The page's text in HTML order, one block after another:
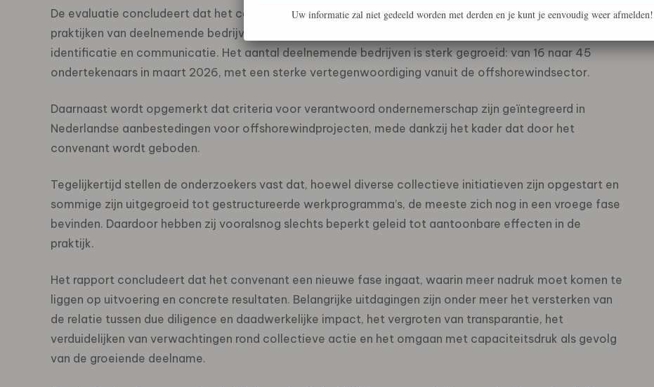
De evaluatie concludeert dat het convenant heeft bijgedragen aan verbeteringen in de due diligence-
praktijken van deelnemende bedrijven, met name op het gebied van beleidsontwikkeling, risico-
identificatie en communicatie. Het aantal deelnemende bedrijven is sterk gegroeid: van 16 naar 45
ondertekenaars in maart 2026, met een sterke vertegenwoordiging vanuit de offshorewindsector.
Daarnaast wordt opgemerkt dat criteria voor verantwoord ondernemerschap zijn geïntegreerd in
Nederlandse aanbestedingen voor offshorewindprojecten, mede dankzij het kader dat door het
convenant wordt geboden.
Tegelijkertijd stellen de onderzoekers vast dat, hoewel diverse collectieve initiatieven zijn opgestart en
sommige zijn uitgegroeid tot gestructureerde werkprogramma’s, de meeste zich nog in een vroege fase
bevinden. Daardoor hebben zij vooralsnog slechts beperkt geleid tot aantoonbare effecten in de
praktijk.
Het rapport concludeert dat het convenant een nieuwe fase ingaat, waarin meer nadruk moet komen te
liggen op uitvoering en concrete resultaten. Belangrijke uitdagingen zijn onder meer het versterken van
de relatie tussen due diligence en daadwerkelijke impact, het vergroten van transparantie, het
verduidelijken van verwachtingen rond collectieve actie en het omgaan met capaciteitsdruk als gevolg
van de groeiende deelname.
Uw informatie zal niet gedeeld worden met derden en je kunt je eenvoudig weer afmelden!